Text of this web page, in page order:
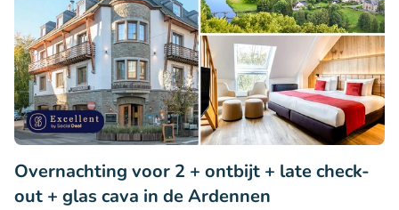
Overnachting voor 2 + ontbijt + late check-
out + glas cava in de Ardennen